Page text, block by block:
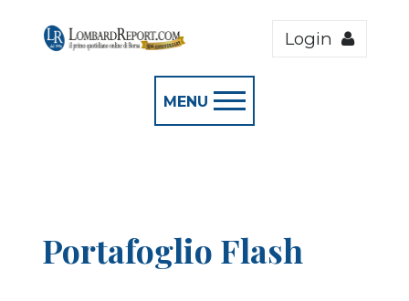
Login
MENU
Portafoglio Flash